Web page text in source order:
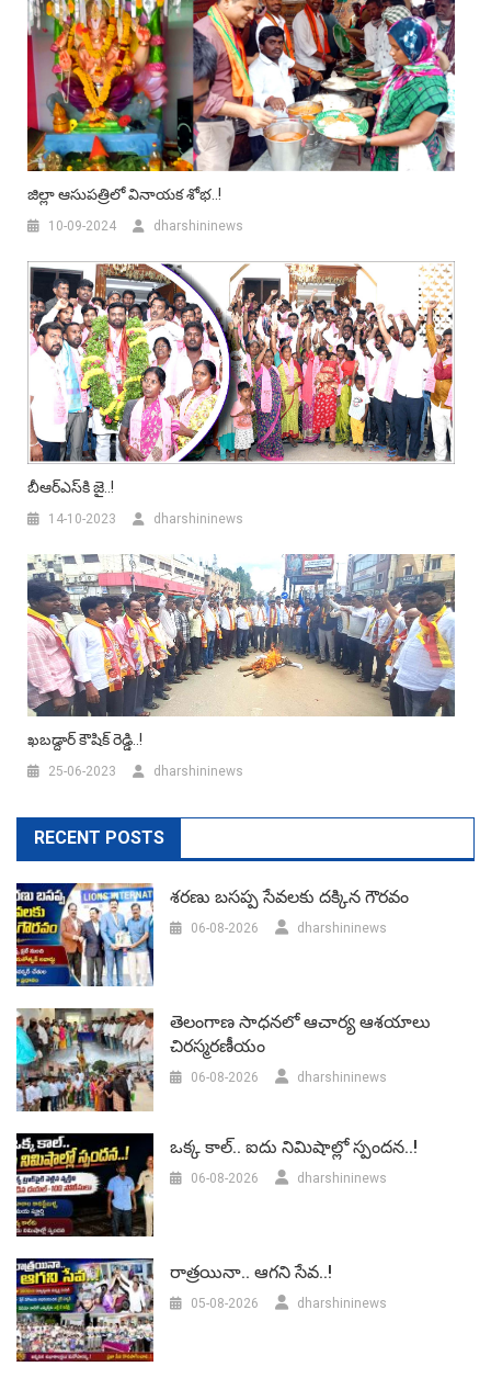
జిల్లా ఆసుపత్రిలో వినాయక శోభ..!
10-09-2024 dharshininews
బీఆర్ఎస్‌కి జై..!
14-10-2023 dharshininews
ఖబడ్దార్ కౌషిక్ రెడ్డి..!
25-06-2023 dharshininews
RECENT POSTS
శరణు బసప్ప సేవలకు దక్కిన గౌరవం
06-08-2026 dharshininews
తెలంగాణ సాధనలో ఆచార్య ఆశయాలు
చిరస్మరణీయం
06-08-2026 dharshininews
ఒక్క కాల్.. ఐదు నిమిషాల్లో స్పందన..!
06-08-2026 dharshininews
రాత్రయినా.. ఆగని సేవ..!
05-08-2026 dharshininews